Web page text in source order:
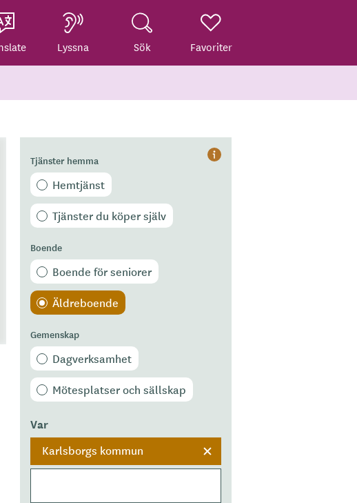
Lyssna Sök Favoriter
Hjälp
Tjänster hemma
Hemtjänst
Tjänster du köper själv
Boende
Boende för seniorer
Äldreboende
Gemenskap
Dagverksamhet
Mötesplatser och sällskap
Var
Karlsborgs kommun